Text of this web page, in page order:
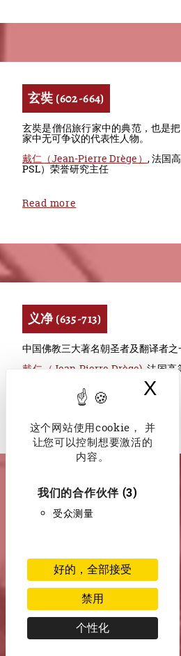
这个网站使用cookie， 并
让您可以控制想要激活的
内容。
我们的合作伙伴 (3)
受众测量
好的，全部接受
禁用
个性化
X
玄奘 (602-664)
玄奘是僧侣旅行家中的典范，也是
家中无可争议的代表性人物。
戴仁（Jean-Pierre Drège） , 法国
PSL）荣誉研究主任
Read more
义净 (635-713)
中国佛教三大著名朝圣者及翻译者之
戴仁（Jean-Pierre Drège) , 法国